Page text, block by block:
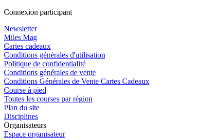
Connexion participant
Newsletter
Miles Mag
Cartes cadeaux
Conditions générales d'utilisation
Politique de confidentialité
Conditions générales de vente
Conditions Générales de Vente Cartes Cadeaux
Course à pied
Toutes les courses par région
Plan du site
Disciplines
Organisateurs
Espace organisateur